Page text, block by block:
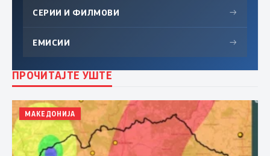
СЕРИИ И ФИЛМОВИ →
ЕМИСИИ →
ПРОЧИТАЈТЕ УШТЕ
МАКЕДОНИЈА